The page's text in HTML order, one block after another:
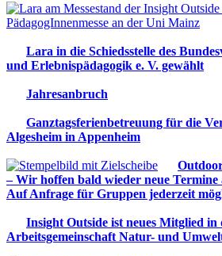
Lara in die Schiedsstelle des
und Erlebnispädagogik e. V. gewählt
Jahresanbruch
Ganztagsferienbetreuung für die
Algesheim in Appenheim
– Wir hoffen bald wieder neue Termine
Auf Anfrage für Gruppen jederzeit
Insight Outside ist neues Mitglied in
Arbeitsgemeinschaft Natur- und